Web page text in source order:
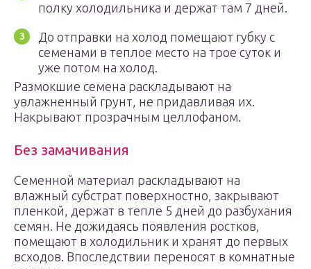
полку холодильника и держат там 7 дней.
До отправки на холод помещают губку с
семенами в теплое место на трое суток и
уже потом на холод.
Размокшие семена раскладывают на
увлажненный грунт, не придавливая их.
Накрывают прозрачным целлофаном.
Без замачивания
Семенной материал раскладывают на
влажный субстрат поверхностно, закрывают
пленкой, держат в тепле 5 дней до разбухания
семян. Не дожидаясь появления ростков,
помещают в холодильник и хранят до первых
всходов. Впоследствии переносят в комнатные